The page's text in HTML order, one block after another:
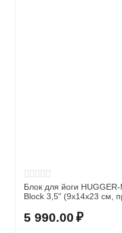
Блок для йоги
Block 3,5" (9х14х23 см,
5 990.00 ₽